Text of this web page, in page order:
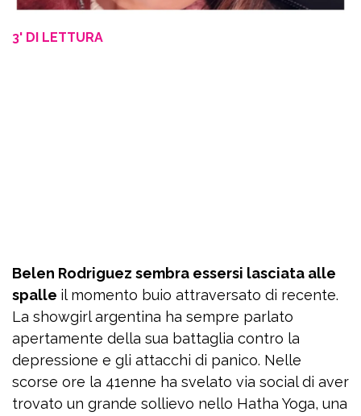
3' DI LETTURA
Belen Rodriguez sembra essersi lasciata alle
spalle il momento buio attraversato di recente.
La showgirl argentina ha sempre parlato
apertamente della sua battaglia contro la
depressione e gli attacchi di panico. Nelle
scorse ore la 41enne ha svelato via social di aver
trovato un grande sollievo nello Hatha Yoga, una